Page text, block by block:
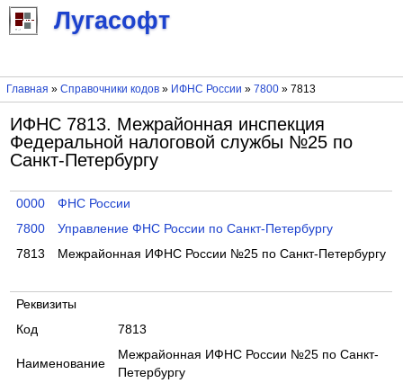
Лугасофт
Главная » Справочники кодов» ИФНС России » 7800» 7813
ИФНС 7813. Межрайонная инспекция
Федеральной налоговой службы №25 по
Санкт-Петербургу
0000
ФНС России
7800
Управление ФНС России по Санкт-Петербургу
7813
Межрайонная ИФНС России №25 по Санкт-Петербургу
Реквизиты
Код
7813
Наименование
Межрайонная ИФНС России №25 по Санкт-
Петербургу